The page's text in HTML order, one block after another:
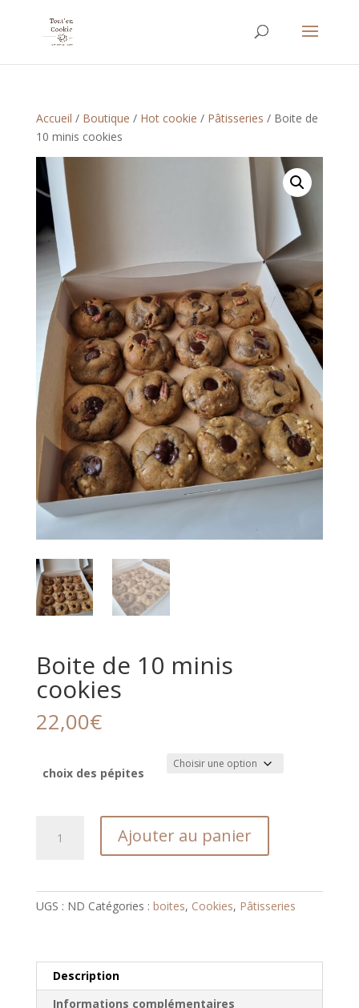
Accueil / Boutique / Hot cookie / Pâtisseries / Boite de
10 minis cookies
Boite de 10 minis
cookies
22,00€
choix des pépites
Ajouter au panier
UGS : ND Catégories : boites, Cookies, Pâtisseries
Description
Informations complémentaires